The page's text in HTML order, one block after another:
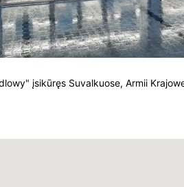
įsikūręs Suvalkuose, Armii